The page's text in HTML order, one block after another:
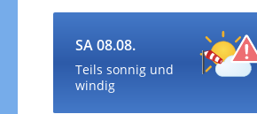
SA 08.08.
Teils sonnig und
windig